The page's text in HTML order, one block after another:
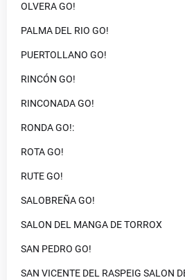
OLVERA GO!
PALMA DEL RIO GO!
PUERTOLLANO GO!
RINCÓN GO!
RINCONADA GO!
RONDA GO!:
ROTA GO!
RUTE GO!
SALOBREÑA GO!
SALON DEL MANGA DE TORROX
SAN PEDRO GO!
SAN VICENTE DEL RASPEIG SALON